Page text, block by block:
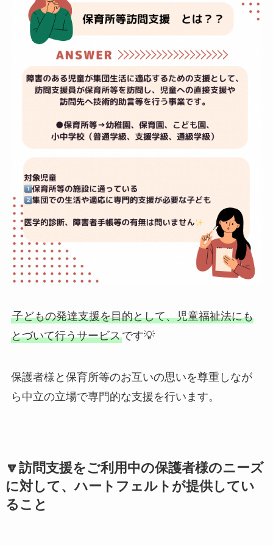
子どもの発達支援を目的として、児童福祉法にも
とづいて行うサービスです💡
保護者様と保育所等のお互いの思いを尊重しなが
ら中立の立場で専門的な支援を行います。
🔽訪問支援をご利用中の保護者様のニーズ
に対して、ハートフェルトが提供してい
ること